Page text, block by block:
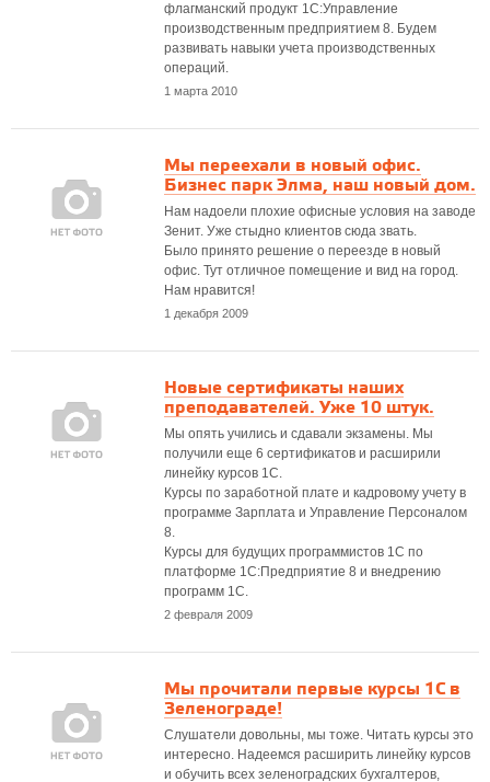
флагманский продукт 1С:Управление
производственным предприятием 8. Будем
развивать навыки учета производственных
операций.
1 марта 2010
Мы переехали в новый офис.
Бизнес парк Элма, наш новый дом.
Нам надоели плохие офисные условия на заводе
Зенит. Уже стыдно клиентов сюда звать.
Было принято решение о переезде в новый
офис. Тут отличное помещение и вид на город.
Нам нравится!
1 декабря 2009
Новые сертификаты наших
преподавателей. Уже 10 штук.
Мы опять учились и сдавали экзамены. Мы
получили еще 6 сертификатов и расширили
линейку курсов 1С.
Курсы по заработной плате и кадровому учету в
программе Зарплата и Управление Персоналом
8.
Курсы для будущих программистов 1С по
платформе 1С:Предприятие 8 и внедрению
программ 1С.
2 февраля 2009
Мы прочитали первые курсы 1С в
Зеленограде!
Слушатели довольны, мы тоже. Читать курсы это
интересно. Надеемся расширить линейку курсов
и обучить всех зеленоградских бухгалтеров,